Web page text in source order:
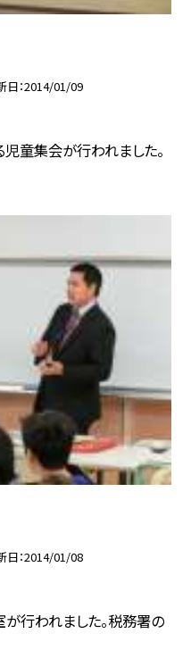
日 2014/01/09
児童集会が行われました。
日 2014/01/08
が行われました。税務署の